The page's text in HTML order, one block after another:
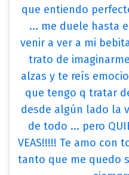
que entiendo
... me duele hasta
venir a ver a mi
trato de
alzas y te reís
que tengo q tratar
desde algún lado la
de todo ... pero
VEAS!!!!! Te amo con
tanto que me quedo